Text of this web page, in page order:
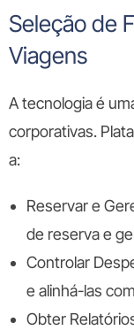
Seleção de
Viagens
A tecnologia é
corporativas.
a:
Reservar e
de reserva e
Controlar
e alinhá-las
Obter